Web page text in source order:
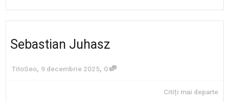
Sebastian Juhasz
TitoSeo, 9 decembrie 2025, 0
Citiți mai departe